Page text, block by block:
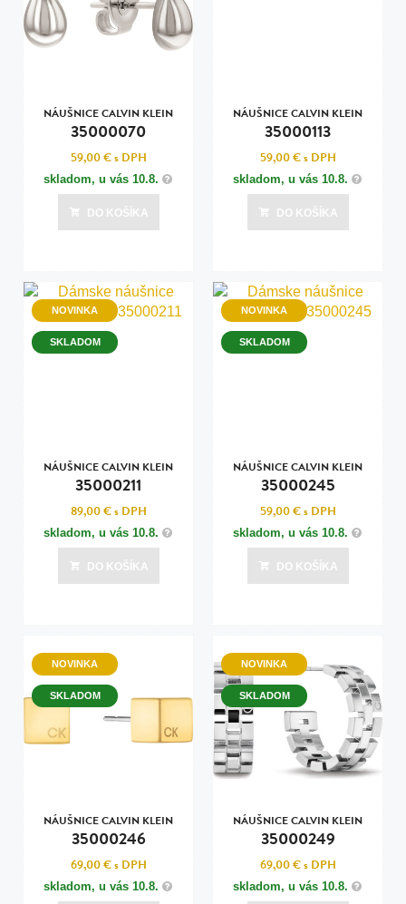
NÁUŠNICE CALVIN KLEIN
35000070
59,00 €s DPH
skladom, u vás 10.8.
DO KOŠÍKA
NÁUŠNICE CALVIN KLEIN
35000113
59,00 €s DPH
skladom, u vás 10.8.
DO KOŠÍKA
NOVINKA
SKLADOM
NÁUŠNICE CALVIN KLEIN
35000211
89,00 €s DPH
skladom, u vás 10.8.
DO KOŠÍKA
NOVINKA
SKLADOM
NÁUŠNICE CALVIN KLEIN
35000245
59,00 €s DPH
skladom, u vás 10.8.
DO KOŠÍKA
NOVINKA
SKLADOM
NÁUŠNICE CALVIN KLEIN
35000246
69,00 €s DPH
skladom, u vás 10.8.
NOVINKA
SKLADOM
NÁUŠNICE CALVIN KLEIN
35000249
69,00 €s DPH
skladom, u vás 10.8.